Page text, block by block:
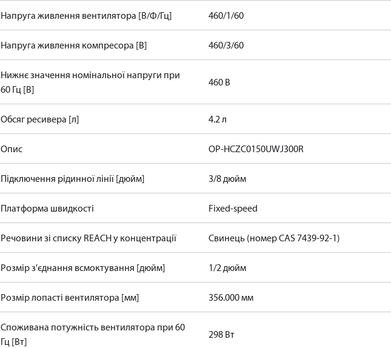
Напруга живлення вентилятора [В/Ф/Гц] 460/1/60
Напруга живлення компресора [В] 460/3/60
Нижнє значення номінальної напруги при
60 Гц [В]
460 В
Обсяг ресивера [л] 4.2 л
Опис OP-HCZC0150UWJ300R
Підключення рідинної лінії [дюйм] 3/8 дюйм
Платформа швидкості Fixed-speed
Речовини зі списку REACH у концентрації Свинець (номер CAS 7439-92-1)
Розмір з'єднання всмоктування [дюйм] 1/2 дюйм
Розмір лопасті вентилятора [мм] 356.000 мм
Споживана потужність вентилятора при 60
Гц [Вт]
298 Вт